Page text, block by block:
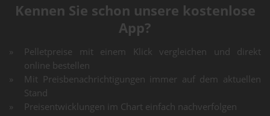
Kennen Sie schon unsere kostenlose
App?
Pelletpreise mit einem Klick vergleichen und direkt
online bestellen
Mit Preisbenachrichtigungen immer auf dem aktuellen
Stand
Preisentwicklungen im Chart einfach nachverfolgen